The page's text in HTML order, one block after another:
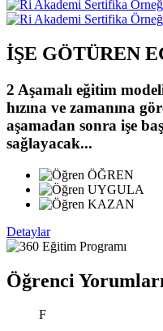
İŞE GÖTÜREN
2 Aşamalı eğitim
hızına ve zamanına
aşamadan sonra işe
sağlayacak...
ÖĞREN
UYGULA
KAZAN
Detaylar
Öğrenci
F